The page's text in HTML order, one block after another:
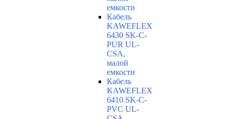
емкости
Кабель
KAWEFLEX
6430 SK-C-
PUR UL-
CSA,
малой
емкости
Кабель
KAWEFLEX
6410 SK-C-
PVC UL-